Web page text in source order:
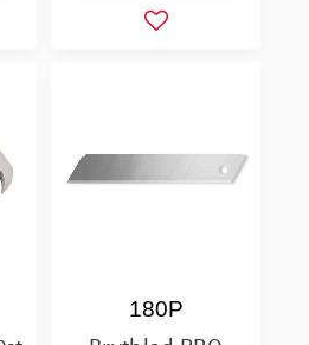
favoriter Lägg till i
180P